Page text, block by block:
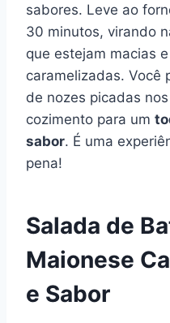
sabores. Leve ao
30 minutos, virando
que estejam macias
caramelizadas. Você
de nozes picadas
cozimento para um
sabor. É uma
pena!
Salada de
Maionese
e Sabor